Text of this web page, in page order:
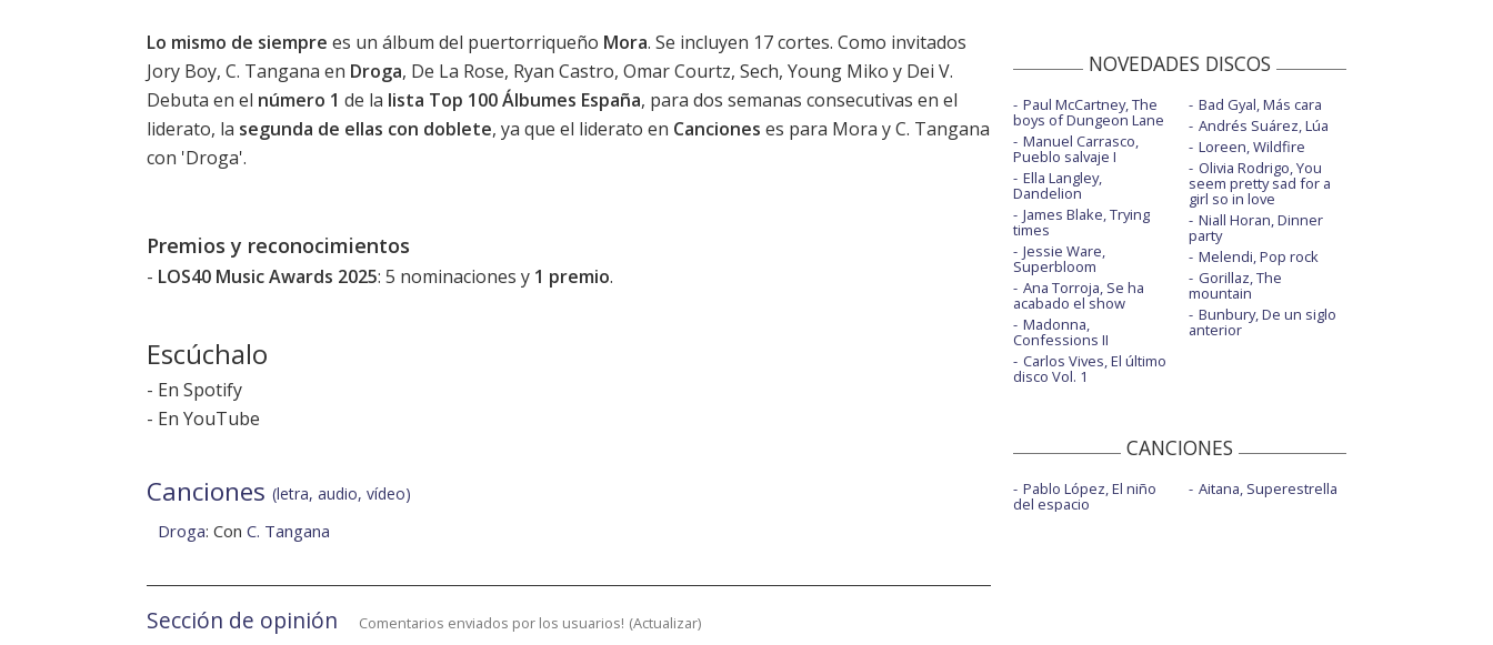
Lo mismo de siempre es un álbum del puertorriqueño Mora. Se incluyen 17 cortes. Como invitados
Jory Boy, C. Tangana en Droga, De La Rose, Ryan Castro, Omar Courtz, Sech, Young Miko y Dei V.
Debuta en el número 1 de la lista Top 100 Álbumes España, para dos semanas consecutivas en el
liderato, la segunda de ellas con doblete, ya que el liderato en Canciones es para Mora y C. Tangana
con 'Droga'.
Premios y reconocimientos
- LOS40 Music Awards 2025: 5 nominaciones y 1 premio.
Escúchalo
- En Spotify
- En YouTube
Canciones (letra, audio, vídeo)
Droga: Con C. Tangana
Sección de opinión Comentarios enviados por los usuarios! (Actualizar)
NOVEDADES DISCOS
Paul McCartney, The
boys of Dungeon Lane
Manuel Carrasco,
Pueblo salvaje I
Ella Langley,
Dandelion
James Blake, Trying
times
Jessie Ware,
Superbloom
Ana Torroja, Se ha
acabado el show
Madonna,
Confessions II
Carlos Vives, El último
disco Vol. 1
Bad Gyal, Más cara
Andrés Suárez, Lúa
Loreen, Wildfire
Olivia Rodrigo, You
seem pretty sad for a
girl so in love
Niall Horan, Dinner
party
Melendi, Pop rock
Gorillaz, The
mountain
Bunbury, De un siglo
anterior
CANCIONES
Pablo López, El niño
del espacio
Aitana, Superestrella